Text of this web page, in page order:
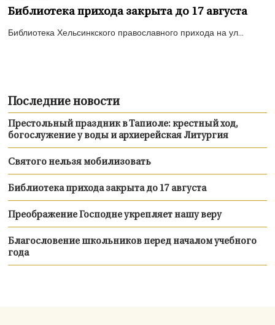
Библиотека прихода закрыта до 17 августа
Библиотека Хельсинкского православного прихода на ул...
Последние новости
Престольный праздник в Тапиоле: крестный ход,
богослужение у воды и архиерейская Литургия
Святого нельзя мобилизовать
Библиотека прихода закрыта до 17 августа
Преображение Господне укрепляет нашу веру
Благословение школьников перед началом учебного
года